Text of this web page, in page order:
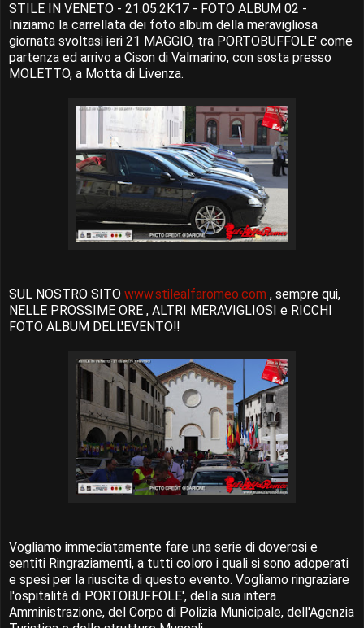
STILE IN VENETO - 21.05.2K17 - FOTO ALBUM 02 -
Iniziamo la carrellata dei foto album della meravigliosa
giornata svoltasi ieri 21 MAGGIO, tra PORTOBUFFOLE' come
partenza ed arrivo a Cison di Valmarino, con sosta presso
MOLETTO, a Motta di Livenza.
SUL NOSTRO SITO www.stilealfaromeo.com , sempre qui,
NELLE PROSSIME ORE , ALTRI MERAVIGLIOSI e RICCHI
FOTO ALBUM DELL'EVENTO!!
Vogliamo immediatamente fare una serie di doverosi e
sentiti Ringraziamenti, a tutti coloro i quali si sono adoperati
e spesi per la riuscita di questo evento. Vogliamo ringraziare
l'ospitalità di PORTOBUFFOLE', della sua intera
Amministrazione, del Corpo di Polizia Municipale, dell'Agenzia